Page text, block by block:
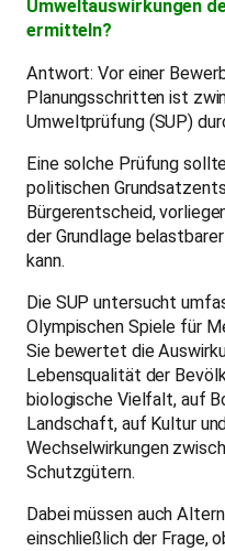
Umweltauswirkungen
ermitteln?
Antwort: Vor einer
Planungsschritten ist
Umweltprüfung (SUP)
Eine solche Prüfung
politischen
Bürgerentscheid,
der Grundlage
kann.
Die SUP untersucht
Olympischen Spiele für
Sie bewertet die
Lebensqualität der
biologische Vielfalt, auf
Landschaft, auf Kultur
Wechselwirkungen
Schutzgütern.
Dabei müssen auch
einschließlich der Frage,